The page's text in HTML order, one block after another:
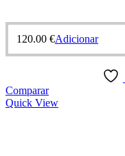
120.00 €Adicionar
Comparar
Quick View